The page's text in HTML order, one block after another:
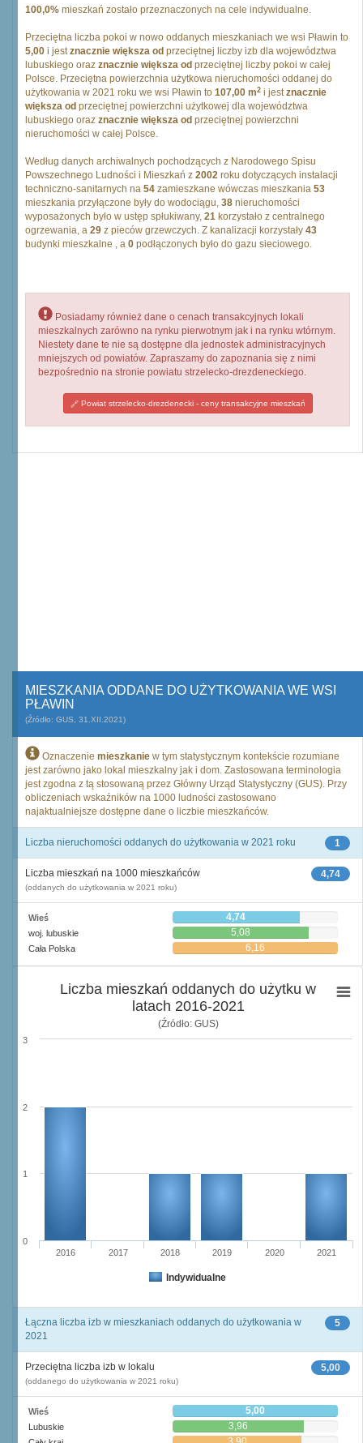
100,0% mieszkań zostało przeznaczonych na cele indywidualne.
Przeciętna liczba pokoi w nowo oddanych mieszkaniach we wsi Pławin to
5,00 i jestznacznie większa od przeciętnej liczby izb dla województwa
lubuskiego oraz znacznie większa od przeciętnej liczby pokoi w całej
Polsce. Przeciętna powierzchnia użytkowa nieruchomości oddanej do
użytkowania w 2021 roku we wsi Pławin to 107,00 m2 i jestznacznie
większa od przeciętnej powierzchni użytkowej dla województwa
lubuskiego oraz znacznie większa od przeciętnej powierzchni
nieruchomości w całej Polsce.
Według danych archiwalnych pochodzących z Narodowego Spisu
Powszechnego Ludności i Mieszkań z 2002 roku dotyczących instalacji
techniczno-sanitarnych na 54 zamieszkane wówczas mieszkania 53
mieszkania przyłączone były do wodociągu, 38 nieruchomości
wyposażonych było w ustęp spłukiwany, 21 korzystało z centralnego
ogrzewania, a 29 z pieców grzewczych. Z kanalizacji korzystały 43
budynki mieszkalne , a 0 podłączonych było do gazu sieciowego.
Posiadamy również dane o cenach transakcyjnych lokali
mieszkalnych zarówno na rynku pierwotnym jak i na rynku wtórnym.
Niestety dane te nie są dostępne dla jednostek administracyjnych
mniejszych od powiatów. Zapraszamy do zapoznania się z nimi
bezpośrednio na stronie powiatu strzelecko-drezdeneckiego.
Powiat strzelecko-drezdenecki - ceny transakcyjne mieszkań
MIESZKANIA ODDANE DO UŻYTKOWANIA WE WSI
PŁAWIN
(Źródło: GUS, 31.XII.2021)
Oznaczenie mieszkanie w tym statystycznym kontekście rozumiane
jest zarówno jako lokal mieszkalny jak i dom. Zastosowana terminologia
jest zgodna z tą stosowaną przez Główny Urząd Statystyczny (GUS). Przy
obliczeniach wskaźników na 1000 ludności zastosowano
najaktualniejsze dostępne dane o liczbie mieszkańców.
1
Liczba nieruchomości oddanych do użytkowania w 2021 roku
4,74
Liczba mieszkań na 1000 mieszkańców
(oddanych do użytkowania w 2021 roku)
Wieś 4,74
woj. lubuskie 5,08
Cała Polska 6,16
Liczba mieszkań oddanych do użytku w
latach 2016-2021
(Źródło: GUS)
Indywidualne
2016 2017 2018 2019 2020 2021
0
1
2
3
5
Łączna liczba izb w mieszkaniach oddanych do użytkowania w
2021
5,00
Przeciętna liczba izb w lokalu
(oddanego do użytkowania w 2021 roku)
Wieś 5,00
Lubuskie 3,96